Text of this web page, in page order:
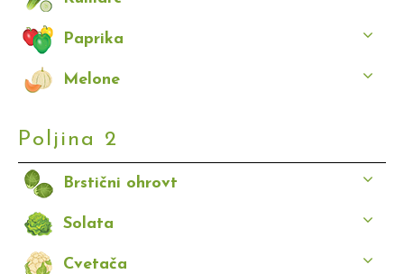
Paprika
Melone
Poljina 2
Brstični ohrovt
Solata
Cvetača